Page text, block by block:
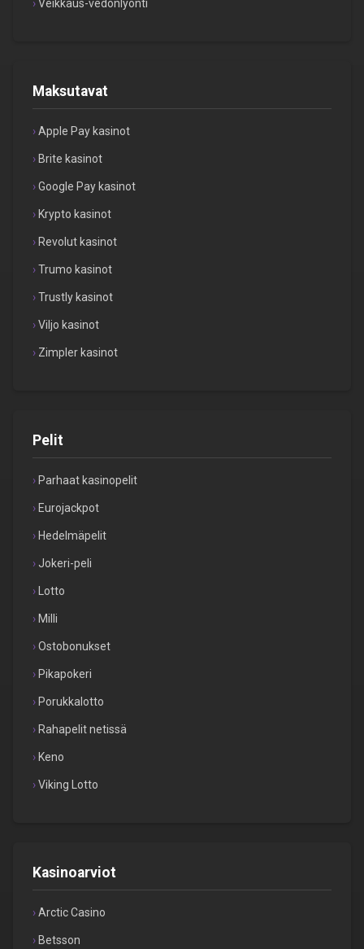
Veikkaus-vedonlyönti
Maksutavat
Apple Pay kasinot
Brite kasinot
Google Pay kasinot
Krypto kasinot
Revolut kasinot
Trumo kasinot
Trustly kasinot
Viljo kasinot
Zimpler kasinot
Pelit
Parhaat kasinopelit
Eurojackpot
Hedelmäpelit
Jokeri-peli
Lotto
Milli
Ostobonukset
Pikapokeri
Porukkalotto
Rahapelit netissä
Keno
Viking Lotto
Kasinoarviot
Arctic Casino
Betsson